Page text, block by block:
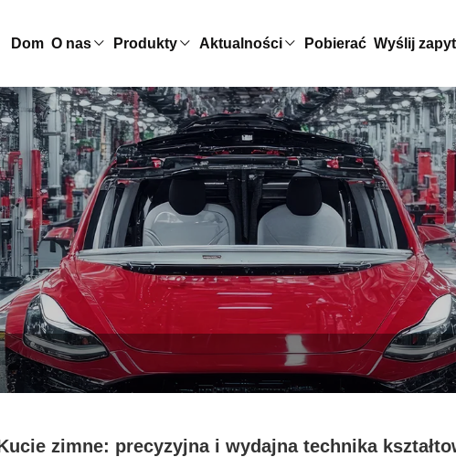
Dom O nas Produkty Aktualności Pobierać Wyślij
zimne: precyzyjna i wydajna technika